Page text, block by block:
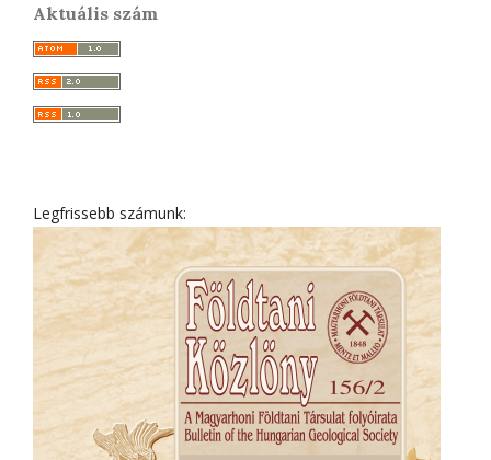
Aktuális szám
Legfrissebb számunk: